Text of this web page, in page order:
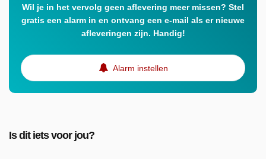
Wil je in het vervolg geen aflevering meer missen? Stel
gratis een alarm in en ontvang een e-mail als er nieuwe
afleveringen zijn. Handig!
Alarm instellen
Is dit iets voor jou?